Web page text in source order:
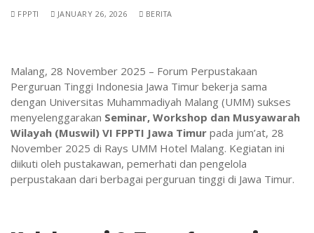
Pengurus FPPTI Pusat 2020-2023
Keanggotaan SISKA
Makalah KSS III_1
Makalah KSS III-3
Makalah KSS III-4
Makalah KSS III-5
Makalah KSS III-6
Workshop/Webinar
Webinar Pengisian Portofolio dan Instrumen Akreditasi
Help/QA Webinar
Download Materi Webinar Literasi Informasi
Download IR Setiadi dan DSpace
Download Materi FPPTI KSS #1 – 12
Download Materi FPPTI KSS 2 #1-6
Download Materi Repositori Institusi
Arsip
Sertifikat
Pengurus FPPTI Pusat Periode 2017 – 2020
FPPTI JANUARY 26, 2026 BERITA
Malang, 28 November 2025 – Forum Perpustakaan
Perguruan Tinggi Indonesia Jawa Timur bekerja sama
dengan Universitas Muhammadiyah Malang (UMM) sukses
menyelenggarakan Seminar, Workshop dan Musyawarah
Wilayah (Muswil) VI FPPTI Jawa Timur pada jum’at, 28
November 2025 di Rays UMM Hotel Malang. Kegiatan ini
diikuti oleh pustakawan, pemerhati dan pengelola
perpustakaan dari berbagai perguruan tinggi di Jawa Timur.